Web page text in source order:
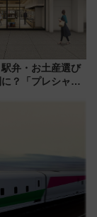
駅弁・お土産選び
？「プレシャス